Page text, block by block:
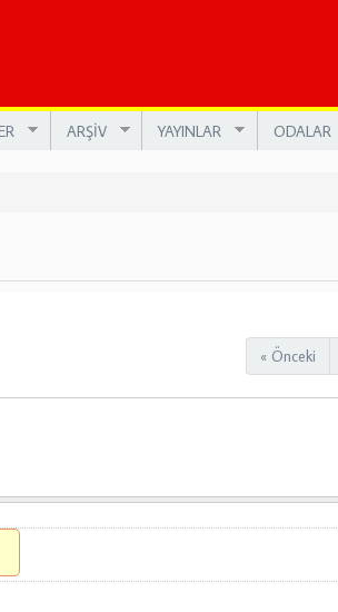
ARŞİV YAYINLAR ODALAR
« Önceki